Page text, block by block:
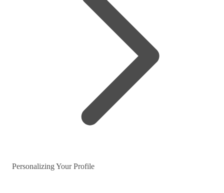
Personalizing Your Profile